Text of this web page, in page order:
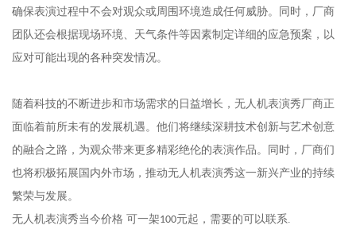
确保表演过程中不会对观众或周围环境造成任何威胁。同时，厂商
团队还会根据现场环境、天气条件等因素制定详细的应急预案，以
应对可能出现的各种突发情况。
随着科技的不断进步和市场需求的日益增长，无人机表演秀厂商正
面临着前所未有的发展机遇。他们将继续深耕技术创新与艺术创意
的融合之路，为观众带来更多精彩绝伦的表演作品。同时，厂商们
也将积极拓展国内外市场，推动无人机表演秀这一新兴产业的持续
繁荣与发展。
无人机表演秀当今价格 可一架100元起，需要的可以联系.